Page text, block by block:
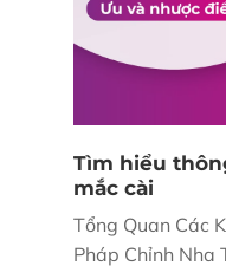
Tìm hiểu
mắc cài
Tổng Quan Các
Pháp Chỉnh Nha